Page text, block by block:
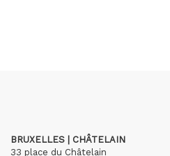
BRUXELLES | CHÂTELAIN
33 place du Châtelain